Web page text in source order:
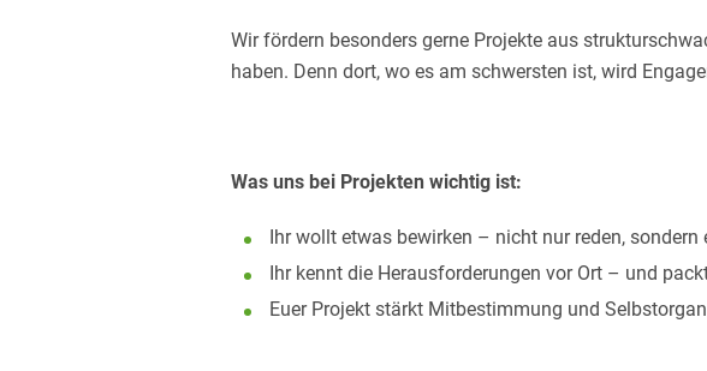
Wir fördern besonders gerne Projekte aus
haben. Denn dort, wo es am schwersten ist, wird
Was uns bei Projekten wichtig ist:
Ihr wollt etwas bewirken – nicht nur reden, sondern
Ihr kennt die Herausforderungen vor Ort – und
Euer Projekt stärkt Mitbestimmung und